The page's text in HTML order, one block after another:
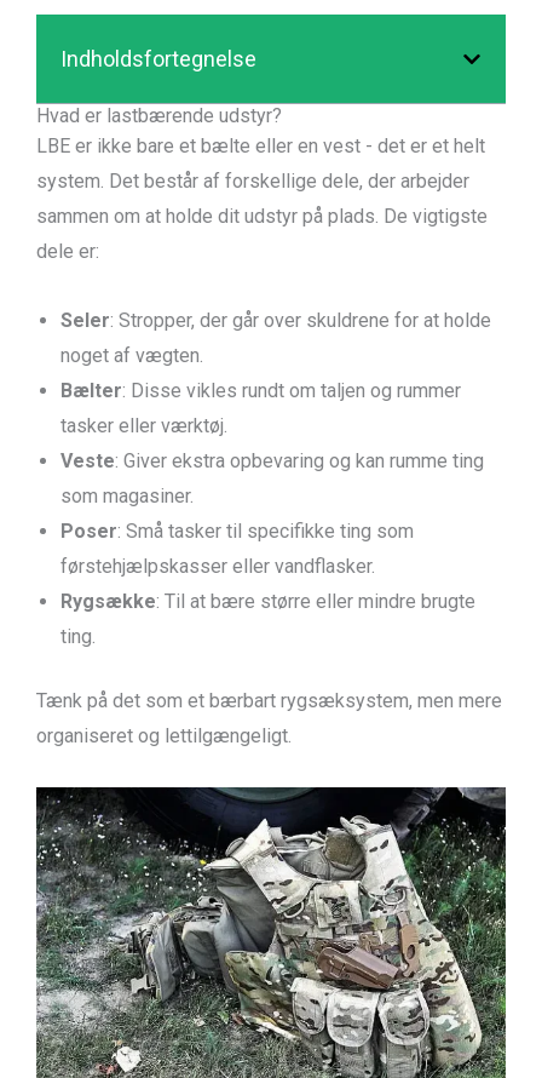
Indholdsfortegnelse
Hvad er lastbærende udstyr?
LBE er ikke bare et bælte eller en vest - det er et helt
system. Det består af forskellige dele, der arbejder
sammen om at holde dit udstyr på plads. De vigtigste
dele er:
Seler: Stropper, der går over skuldrene for at holde
noget af vægten.
Bælter: Disse vikles rundt om taljen og rummer
tasker eller værktøj.
Veste: Giver ekstra opbevaring og kan rumme ting
som magasiner.
Poser: Små tasker til specifikke ting som
førstehjælpskasser eller vandflasker.
Rygsække: Til at bære større eller mindre brugte
ting.
Tænk på det som et bærbart rygsæksystem, men mere
organiseret og lettilgængeligt.